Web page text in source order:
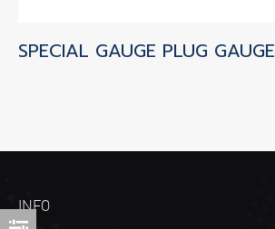
SPECIAL GAUGE PLUG GAUGE
INFO